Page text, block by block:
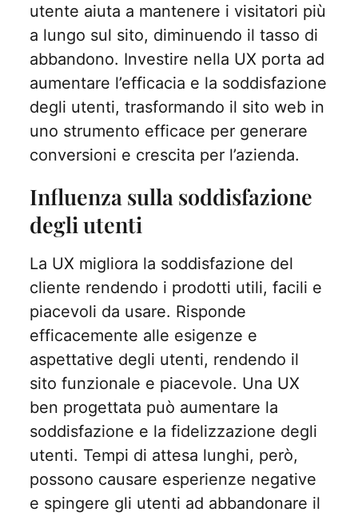
utente aiuta a mantenere i visitatori più
a lungo sul sito, diminuendo il tasso di
abbandono. Investire nella UX porta ad
aumentare l’efficacia e la soddisfazione
degli utenti, trasformando il sito web in
uno strumento efficace per generare
conversioni e crescita per l’azienda.
Influenza sulla soddisfazione
degli utenti
La UX migliora la soddisfazione del
cliente rendendo i prodotti utili, facili e
piacevoli da usare. Risponde
efficacemente alle esigenze e
aspettative degli utenti, rendendo il
sito funzionale e piacevole. Una UX
ben progettata può aumentare la
soddisfazione e la fidelizzazione degli
utenti. Tempi di attesa lunghi, però,
possono causare esperienze negative
e spingere gli utenti ad abbandonare il